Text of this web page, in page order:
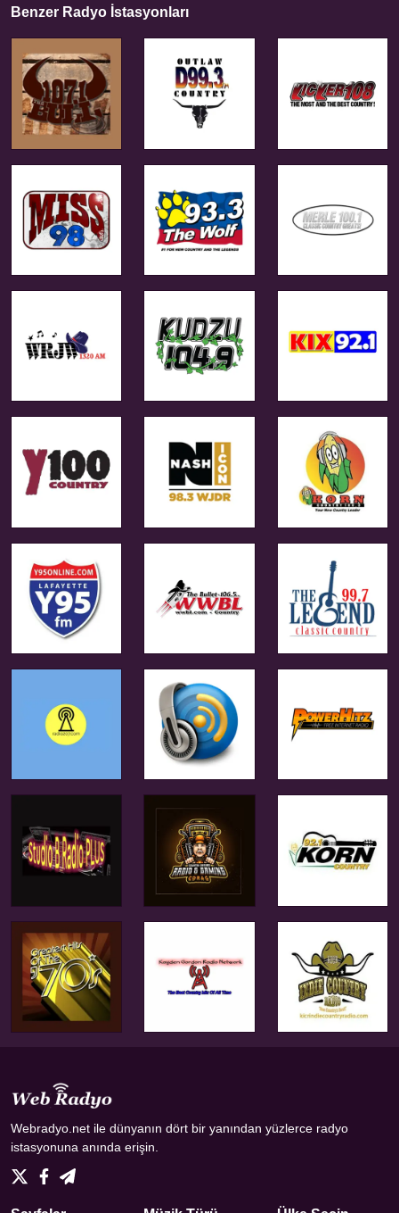
Benzer Radyo İstasyonları
Webradyo.net ile dünyanın dört bir yanından yüzlerce radyo
istasyonuna anında erişin.